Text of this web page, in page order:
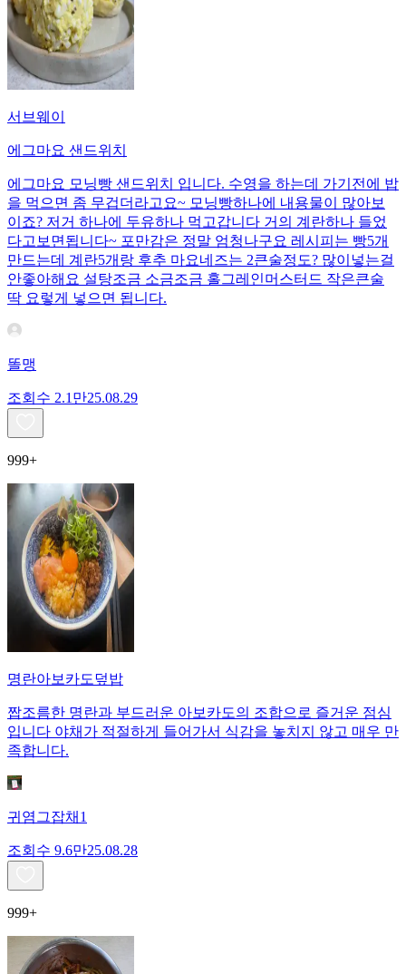
서브웨이
에그마요 샌드위치
에그마요 모닝빵 샌드위치 입니다. 수영을 하는데 가기전에 밥
을 먹으면 좀 무겁더라고요~ 모닝빵하나에 내용물이 많아보
이죠? 저거 하나에 두유하나 먹고갑니다 거의 계란하나 들었
다고보면됩니다~ 포만감은 정말 엄청나구요 레시피는 빵5개
만드는데 계란5개랑 후추 마요네즈는 2큰술정도? 많이넣는걸
안좋아해요 설탕조금 소금조금 홀그레인머스터드 작은큰술
딱 요렇게 넣으면 됩니다.
똘맹
조회수 2.1만25.08.29
999+
명란아보카도덮밥
짭조름한 명란과 부드러운 아보카도의 조합으로 즐거운 점심
입니다 야채가 적절하게 들어가서 식감을 놓치지 않고 매우 만
족합니다.
귀염그잡채1
조회수 9.6만25.08.28
999+